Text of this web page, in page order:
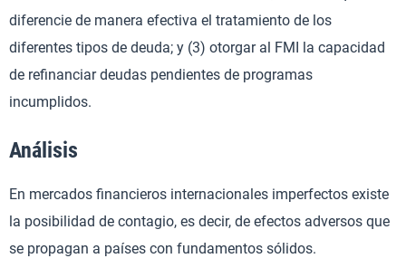
diferencie de manera efectiva el tratamiento de los
diferentes tipos de deuda; y (3) otorgar al FMI la capacidad
de refinanciar deudas pendientes de programas
incumplidos.
Análisis
En mercados financieros internacionales imperfectos existe
la posibilidad de contagio, es decir, de efectos adversos que
se propagan a países con fundamentos sólidos.